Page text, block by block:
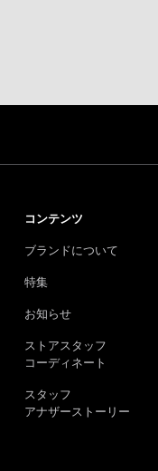
コンテンツ
ブランドについて
特集
お知らせ
ストアスタッフ
コーディネート
スタッフ
アナザーストーリー